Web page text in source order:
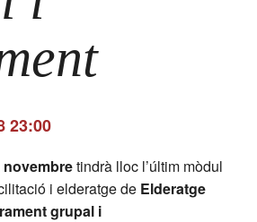
23:00
novembretindrà lloc l’últim mòdul
i elderatge de Elderatge
grupal i